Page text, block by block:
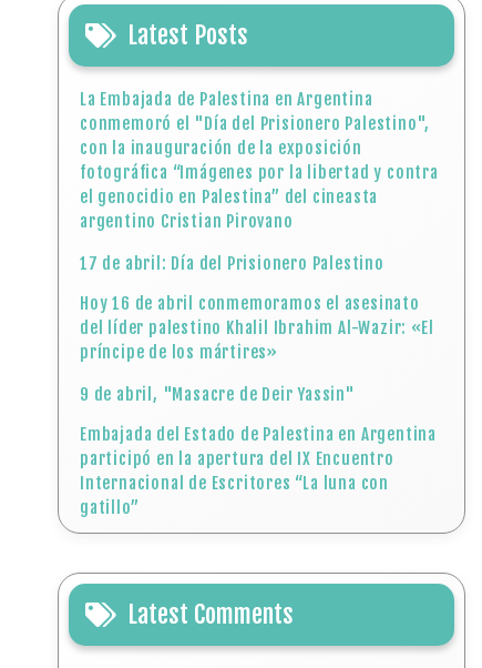
Latest Posts
La Embajada de Palestina en Argentina
conmemoró el "Día del Prisionero Palestino",
con la inauguración de la exposición
fotográfica “Imágenes por la libertad y contra
el genocidio en Palestina” del cineasta
argentino Cristian Pirovano
17 de abril: Día del Prisionero Palestino
Hoy 16 de abril conmemoramos el asesinato
del líder palestino Khalil Ibrahim Al-Wazir: «El
príncipe de los mártires»
9 de abril, "Masacre de Deir Yassin"
Embajada del Estado de Palestina en Argentina
participó en la apertura del IX Encuentro
Internacional de Escritores “La luna con
gatillo”
Latest Comments